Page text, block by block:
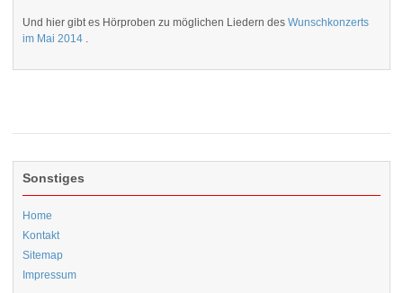
Und hier gibt es Hörproben zu möglichen Liedern des Wunschkonzerts
im Mai 2014 .
Sonstiges
Home
Kontakt
Sitemap
Impressum